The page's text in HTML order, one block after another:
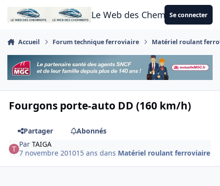
Aller au contenu
Le Web des CheminotsSe connecter
Accueil Forum technique ferroviaire Matériel roulant
Fourgons porte-auto DD (160 km/h)
Partager
Abonnés
ParTAIGA
7 novembre 201015 ans dans Matériel roulant ferroviaire